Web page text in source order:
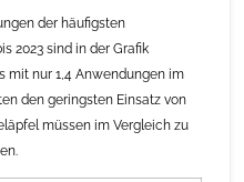
der häufigsten
2023 sind in der Grafik
mit nur 1,4 Anwendungen im
den geringsten Einsatz von
müssen im Vergleich zu